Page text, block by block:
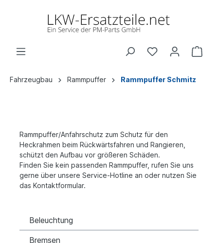
Fahrzeugbau Rammpuffer Rammpuffer Schmitz
Rammpuffer/Anfahrschutz zum Schutz für den
Heckrahmen beim Rückwärtsfahren und Rangieren,
schützt den Aufbau vor größeren Schäden.
Finden Sie kein passenden Rammpuffer, rufen Sie uns
gerne über unsere Service-Hotline an oder nutzen Sie
das Kontaktformular.
Beleuchtung
Bremsen